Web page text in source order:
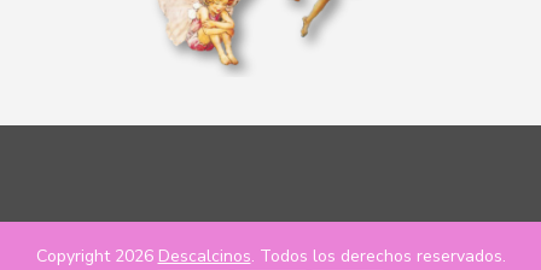
Copyright 2026 Descalcinos. Todos los derechos reservados.